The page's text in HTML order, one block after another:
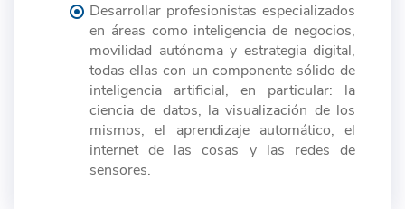
Desarrollar profesionistas especializados
en áreas como inteligencia de negocios,
movilidad autónoma y estrategia digital,
todas ellas con un componente sólido de
inteligencia artificial, en particular: la
ciencia de datos, la visualización de los
mismos, el aprendizaje automático, el
internet de las cosas y las redes de
sensores.